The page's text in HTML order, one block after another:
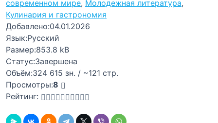
современном мире, Молодежная литература,
Кулинария и гастрономия
Добавлено:04.01.2026
Язык:Русский
Размер:853.8 kB
Статус:Завершена
Объём:324 615 зн. / ~121 стр.
Просмотры:8
Рейтинг: